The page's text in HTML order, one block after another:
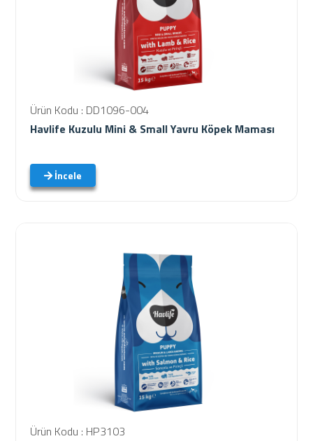
Ürün Kodu : DD1096-004
Havlife Kuzulu Mini & Small Yavru Köpek Maması
İncele
Ürün Kodu : HP3103